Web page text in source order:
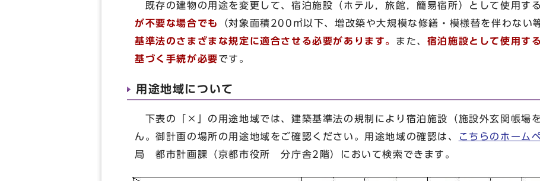
既存の建物の用途を変更して、宿泊施設（ホテル，旅館，簡易宿所）として使用する
が不要な場合でも
（対象面積200㎡以下、増改築や大規模な修繕・模様替を伴わない
基準法のさまざまな規定に適合させる必要があります。 また、 宿泊施設として使用す
基づく手続が必要です。
用途地域について
下表の「×」の用途地域では、建築基準法の規制により宿泊施設（施設外玄関帳場
ん。御計画の場所の用途地域をご確認ください。用途地域の確認は、
こちらのホーム
局 都市計画課（京都市役所 分庁舎2階）において検索できます。